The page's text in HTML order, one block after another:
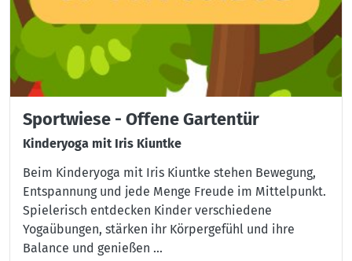
Sportwiese - Offene Gartentür
Kinderyoga mit Iris Kiuntke
Beim Kinderyoga mit Iris Kiuntke stehen Bewegung,
Entspannung und jede Menge Freude im Mittelpunkt.
Spielerisch entdecken Kinder verschiedene
Yogaübungen, stärken ihr Körpergefühl und ihre
Balance und genießen ...